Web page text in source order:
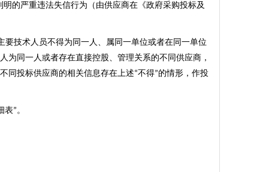
明的严重违法失信行为（由供应商在《政府采购投标及
技术人员不得为同一人、属同一单位或者在同一单位
同一人或者存在直接控股、管理关系的不同供应商，
同投标供应商的相关信息存在上述“不得”的情形，作投
表”。